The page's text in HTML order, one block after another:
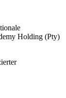
Holding (Pty)